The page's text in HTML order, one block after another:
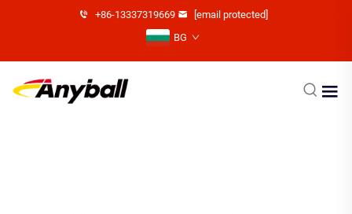
+86-13337319669
[email protected]
BG